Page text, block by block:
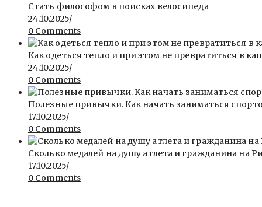
Стать философом в поисках велосипеда
24.10.2025/
0 Comments
Как одеться тепло и при этом не превратиться в
24.10.2025/
0 Comments
Полезные привычки. Как начать заниматься
17.10.2025/
0 Comments
Сколько медалей на душу атлета и гражданина на
17.10.2025/
0 Comments